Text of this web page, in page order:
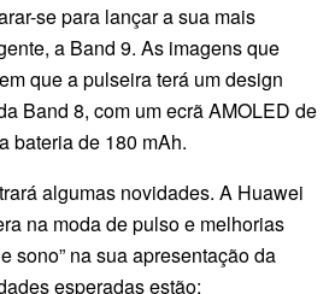
se para lançar a sua mais
a Band 9. As imagens que
que a pulseira terá um design
Band 8, com um ecrã AMOLED de
bateria de 180 mAh.
algumas novidades. A Huawei
na moda de pulso e melhorias
sono” na sua apresentação da
esperadas estão: